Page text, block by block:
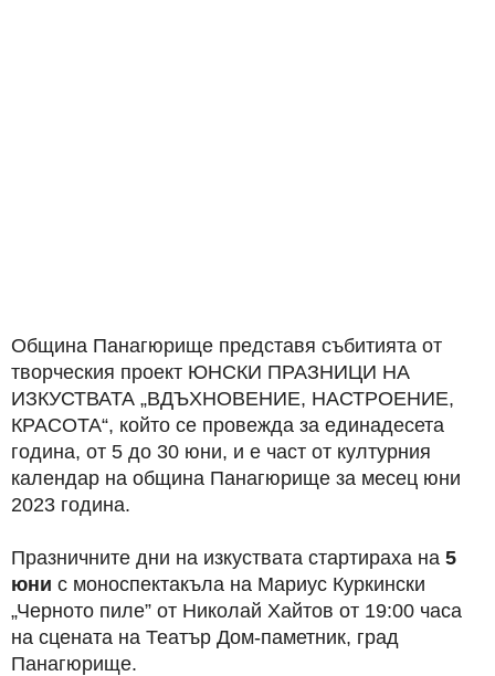
Община Панагюрище представя събитията от
творческия проект ЮНСКИ ПРАЗНИЦИ НА
ИЗКУСТВАТА „ВДЪХНОВЕНИЕ, НАСТРОЕНИЕ,
КРАСОТА“, който се провежда за единадесета
година, от 5 до 30 юни, и е част от културния
календар на община Панагюрище за месец юни
2023 година.
Празничните дни на изкуствата стартираха на 5
юни с моноспектакъла на Мариус Куркински
„Черното пиле” от Николай Хайтов от 19:00 часа
на сцената на Театър Дом-паметник, град
Панагюрище.